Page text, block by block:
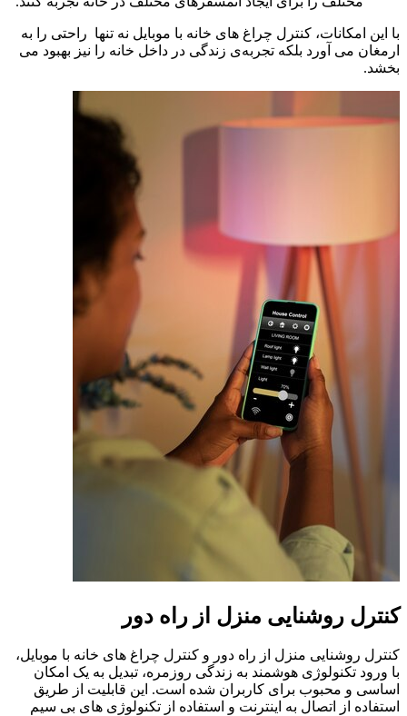
با این امکانات، کنترل چراغ‌ های خانه با موبایل نه تنها راحتی را به
ارمغان می آورد بلکه تجربه‌ی زندگی در داخل خانه را نیز بهبود می‌
بخشد.
کنترل روشنایی منزل از راه دور
کنترل روشنایی منزل از راه دور و کنترل چراغ های خانه با موبایل،
با ورود تکنولوژی هوشمند به زندگی روزمره، تبدیل به یک امکان
اساسی و محبوب برای کاربران شده است. این قابلیت از طریق
استفاده از اتصال به اینترنت و استفاده از تکنولوژی‌ های بی‌ سیم